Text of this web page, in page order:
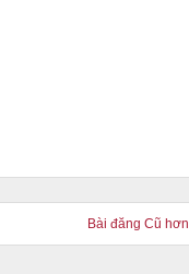
Bài đăng Cũ hơn